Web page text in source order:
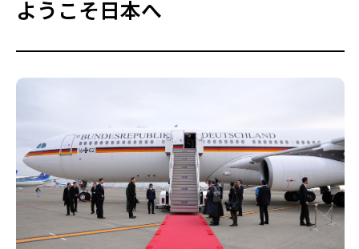
観光ガイド
ライフスタイル
ライター募集
ようこそ日本へ